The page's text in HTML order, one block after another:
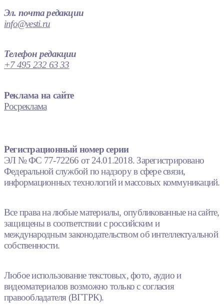
Эл. почта редакции
info@vesti.ru
Телефон редакции
+7 495 232 63 33
Реклама на сайте
Росреклама
Регистрационный номер серии
ЭЛ № ФС 77-72266 от 24.01.2018. Зарегистрировано
Федеральной службой по надзору в сфере связи,
информационных технологий и массовых коммуникаций.
Все права на любые материалы, опубликованные на сайте,
защищены в соответствии с российским и
международным законодательством об интеллектуальной
собственности.
Любое использование текстовых, фото, аудио и
видеоматериалов возможно только с согласия
правообладателя (ВГТРК).